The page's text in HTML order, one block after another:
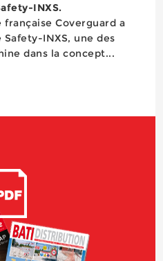
INXS.
Coverguard a
INXS, une des
dans la concept...